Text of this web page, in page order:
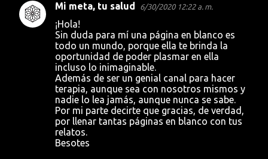
Mi meta, tu salud 6/30/2020 12:22 a. m.
¡Hola!
Sin duda para mí una página en blanco es
todo un mundo, porque ella te brinda la
oportunidad de poder plasmar en ella
incluso lo inimaginable.
Además de ser un genial canal para hacer
terapia, aunque sea con nosotros mismos y
nadie lo lea jamás, aunque nunca se sabe.
Por mi parte decirte que gracias, de verdad,
por llenar tantas páginas en blanco con tus
relatos.
Besotes